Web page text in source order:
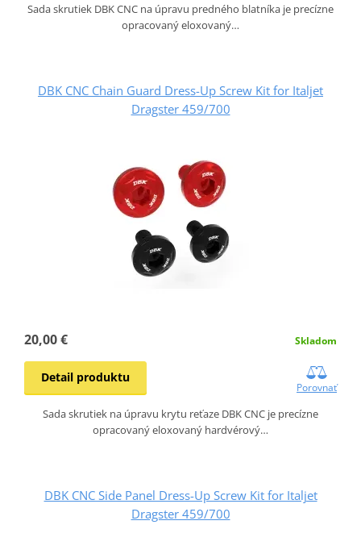
Sada skrutiek DBK CNC na úpravu predného blatníka je precízne
opracovaný eloxovaný…
DBK CNC Chain Guard Dress-Up Screw Kit for Italjet
Dragster 459/700
20,00 € Skladom
Detail produktu
Porovnať
Sada skrutiek na úpravu krytu reťaze DBK CNC je precízne
opracovaný eloxovaný hardvérový…
DBK CNC Side Panel Dress-Up Screw Kit for Italjet
Dragster 459/700